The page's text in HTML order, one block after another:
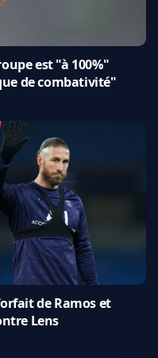
est "à 100%"
de combativité"
de Ramos et
Lens